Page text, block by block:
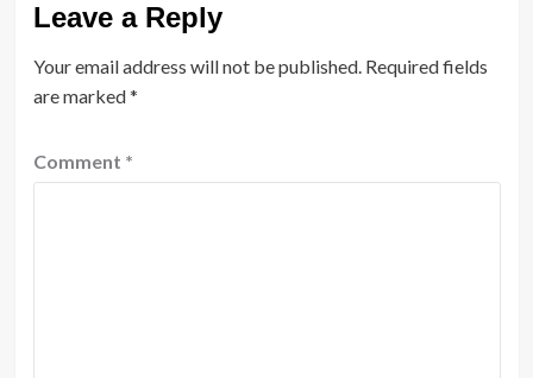
Leave a Reply
Your email address will not be published. Required fields
are marked*
Comment *